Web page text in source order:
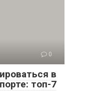
0
в
топ-7